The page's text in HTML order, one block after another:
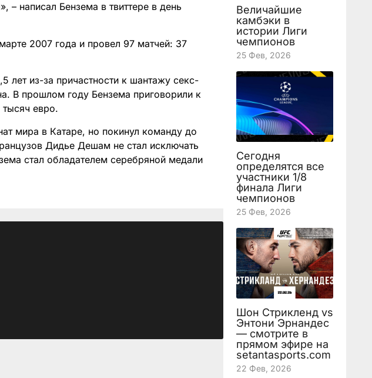
– написал Бензема в твиттере в день
2007 года и провел 97 матчей: 37
лет из-за причастности к шантажу секс-
В прошлом году Бензема приговорили к
евро.
мира в Катаре, но покинул команду до
Дидье Дешам не стал исключать
стал обладателем серебряной медали
Величайшие
камбэки в
истории Лиги
чемпионов
25 Фев, 2026
Сегодня
определятся все
участники 1/8
финала Лиги
чемпионов
25 Фев, 2026
Шон Стрикленд vs
Энтони Эрнандес
— смотрите в
прямом эфире на
setantasports.com
22 Фев, 2026